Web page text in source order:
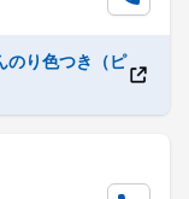
り色つき（ピ